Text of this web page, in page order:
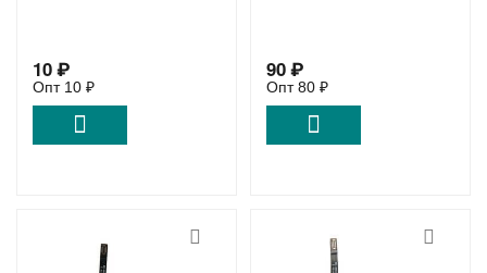
10₽
Опт 10 ₽
90₽
Опт80 ₽